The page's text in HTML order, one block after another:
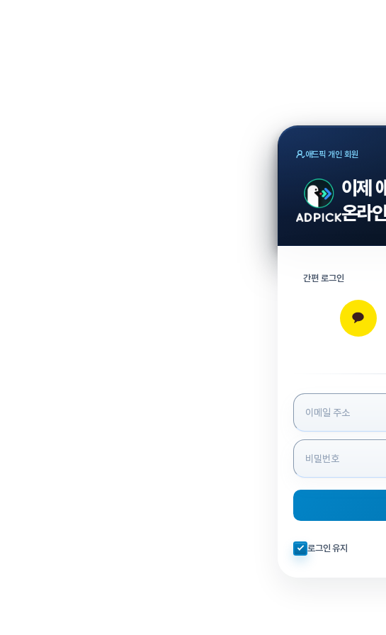
애드픽 개인 회원
이제
온라
간편 로그인
로그인 정보 입력
자동로그인 체크
로그인 유지